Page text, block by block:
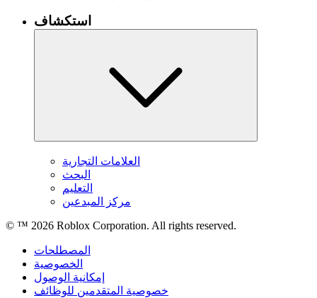
استكشاف
العلامات التجارية
البحث
التعليم
مركز المبدعين
© ™ 2026 Roblox Corporation. All rights reserved.
المصطلحات
الخصوصية
إمكانية الوصول
خصوصية المتقدمين للوظائف